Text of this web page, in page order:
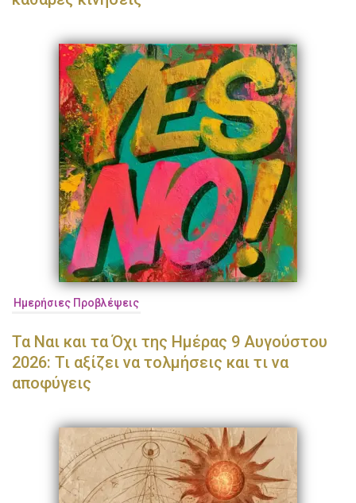
Ημερήσιες Προβλέψεις
Τα Ναι και τα Όχι της Ημέρας 9 Αυγούστου
2026: Τι αξίζει να τολμήσεις και τι να
αποφύγεις